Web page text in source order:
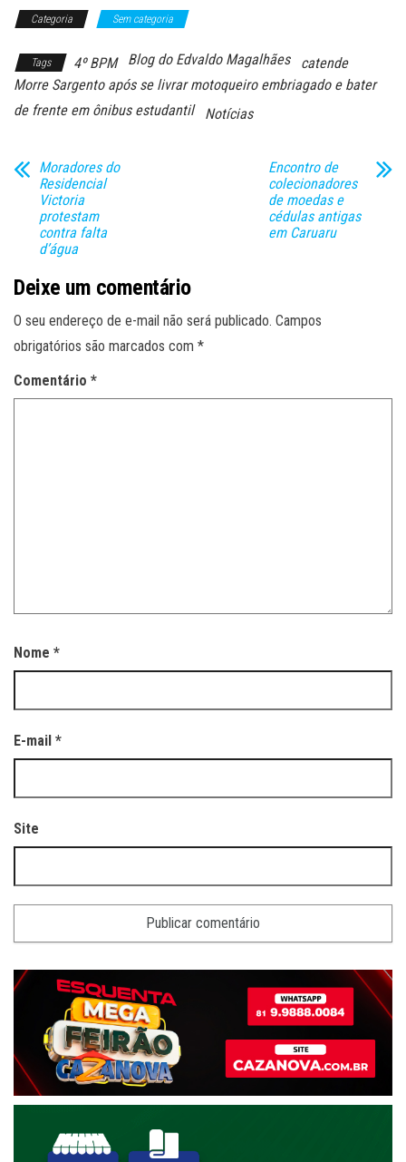
Categoria Sem categoria
Tags 4º BPM Blog do Edvaldo Magalhães
catende
Morre Sargento após se livrar motoqueiro embriagado e bater
de frente em ônibus estudantil
Notícias
Moradores do
Residencial
Victoria
protestam
contra falta
d’água
Encontro de
colecionadores
de moedas e
cédulas antigas
em Caruaru
Deixe um comentário
O seu endereço de e-mail não será publicado. Campos
obrigatórios são marcados com *
Comentário *
Nome *
E-mail *
Site